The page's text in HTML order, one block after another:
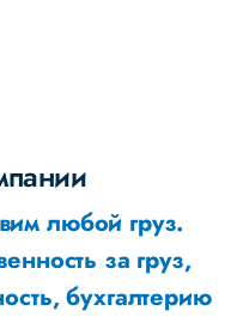
любой груз.
за груз,
бухгалтерию